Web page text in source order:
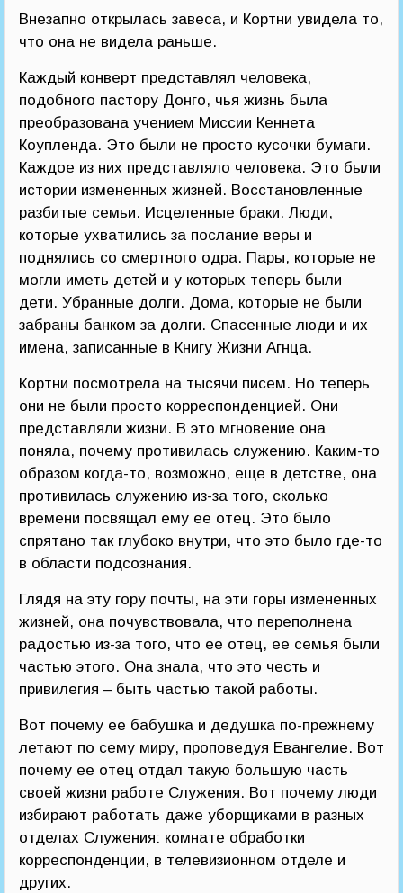
Внезапно открылась завеса, и Кортни увидела то,
что она не видела раньше.
Каждый конверт представлял человека,
подобного пастору Донго, чья жизнь была
преобразована учением Миссии Кеннета
Коупленда. Это были не просто кусочки бумаги.
Каждое из них представляло человека. Это были
истории измененных жизней. Восстановленные
разбитые семьи. Исцеленные браки. Люди,
которые ухватились за послание веры и
поднялись со смертного одра. Пары, которые не
могли иметь детей и у которых теперь были
дети. Убранные долги. Дома, которые не были
забраны банком за долги. Спасенные люди и их
имена, записанные в Книгу Жизни Агнца.
Кортни посмотрела на тысячи писем. Но теперь
они не были просто корреспонденцией. Они
представляли жизни. В это мгновение она
поняла, почему противилась служению. Каким-то
образом когда-то, возможно, еще в детстве, она
противилась служению из-за того, сколько
времени посвящал ему ее отец. Это было
спрятано так глубоко внутри, что это было где-то
в области подсознания.
Глядя на эту гору почты, на эти горы измененных
жизней, она почувствовала, что переполнена
радостью из-за того, что ее отец, ее семья были
частью этого. Она знала, что это честь и
привилегия – быть частью такой работы.
Вот почему ее бабушка и дедушка по-прежнему
летают по сему миру, проповедуя Евангелие. Вот
почему ее отец отдал такую большую часть
своей жизни работе Служения. Вот почему люди
избирают работать даже уборщиками в разных
отделах Служения: комнате обработки
корреспонденции, в телевизионном отделе и
других.